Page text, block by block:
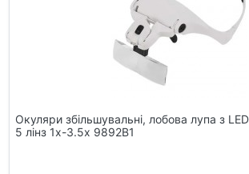
Окуляри збільшувальні, лобова лупа з
5 лінз 1x-3.5x 9892B1